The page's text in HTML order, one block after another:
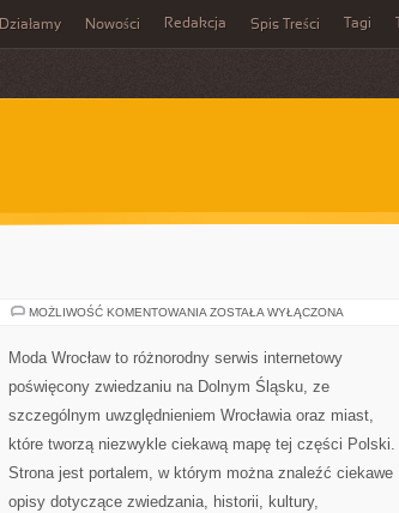
Działamy Nowości Redakcja Spis Treści Tagi
MOŻLIWOŚĆ KOMENTOWANIA ZGORZELEC
ZOSTAŁA WYŁĄCZONA
Moda Wrocław to różnorodny serwis internetowy
poświęcony zwiedzaniu na Dolnym Śląsku, ze
szczególnym uwzględnieniem Wrocławia oraz miast,
które tworzą niezwykle ciekawą mapę tej części Polski.
Strona jest portalem, w którym można znaleźć ciekawe
opisy dotyczące zwiedzania, historii, kultury,